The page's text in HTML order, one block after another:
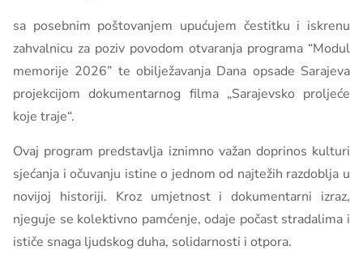
sa posebnim poštovanjem upućujem čestitku i iskrenu
zahvalnicu za poziv povodom otvaranja programa “Modul
memorije 2026” te obilježavanja Dana opsade Sarajeva
projekcijom dokumentarnog filma „Sarajevsko proljeće
koje traje“.
Ovaj program predstavlja iznimno važan doprinos kulturi
sjećanja i očuvanju istine o jednom od najtežih razdoblja u
novijoj historiji. Kroz umjetnost i dokumentarni izraz,
njeguje se kolektivno pamćenje, odaje počast stradalima i
ističe snaga ljudskog duha, solidarnosti i otpora.